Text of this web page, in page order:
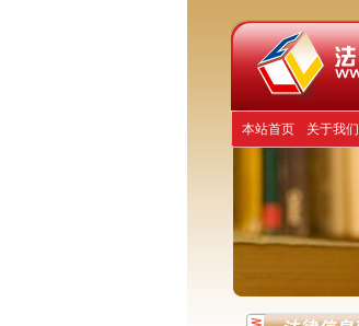
本站首页 关于我们